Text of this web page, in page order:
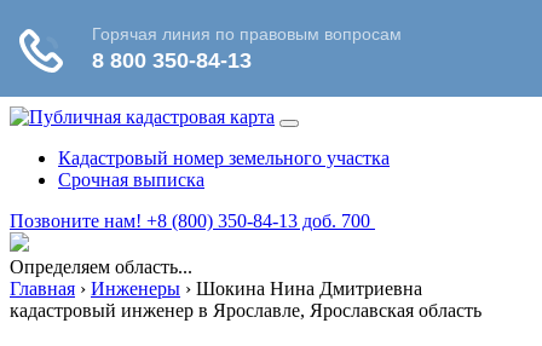
Кадастровый номер земельного участка
Срочная выписка
Позвоните нам! +8 (800) 350-84-13 доб. 700
Определяем область...
Главная › Инженеры › Шокина Нина Дмитриевна
кадастровый инженер в Ярославле, Ярославская область